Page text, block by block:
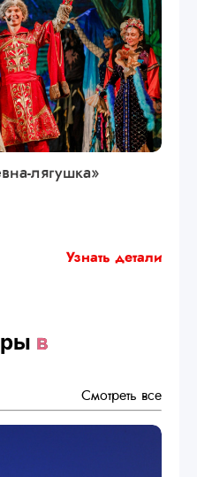
лягушка»
Узнать детали
в
Смотреть все